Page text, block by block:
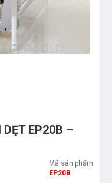
EP20B –
Mã sản phẩm
EP20B